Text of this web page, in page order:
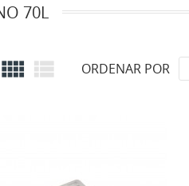
70L
  ORDENAR POR